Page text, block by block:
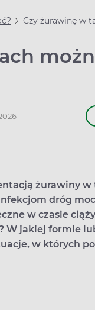
Czy żurawinę w
żurawiny
dróg
w czasie
W jakiej formie
w których